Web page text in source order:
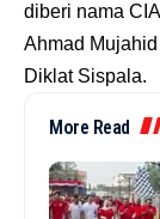
diberi nama
Ahmad
Diklat Sispala.
More Read